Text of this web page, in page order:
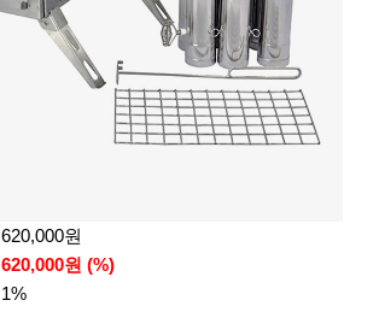
620,000원
620,000원 (%)
1%